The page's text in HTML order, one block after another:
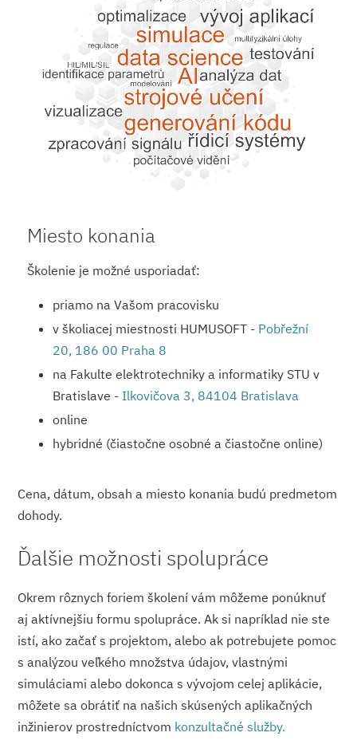
Miesto konania
Školenie je možné usporiadať:
priamo na Vašom pracovisku
v školiacej miestnosti HUMUSOFT - Pobřežní
20, 186 00 Praha 8
na Fakulte elektrotechniky a informatiky STU v
Bratislave - Ilkovičova 3, 84104 Bratislava
online
hybridné (čiastočne osobné a čiastočne online)
Cena, dátum, obsah a miesto konania budú predmetom
dohody.
Ďalšie možnosti spolupráce
Okrem rôznych foriem školení vám môžeme ponúknuť
aj aktívnejšiu formu spolupráce. Ak si napríklad nie ste
istí, ako začať s projektom, alebo ak potrebujete pomoc
s analýzou veľkého množstva údajov, vlastnými
simuláciami alebo dokonca s vývojom celej aplikácie,
môžete sa obrátiť na našich skúsených aplikačných
inžinierov prostredníctvom konzultačné služby.